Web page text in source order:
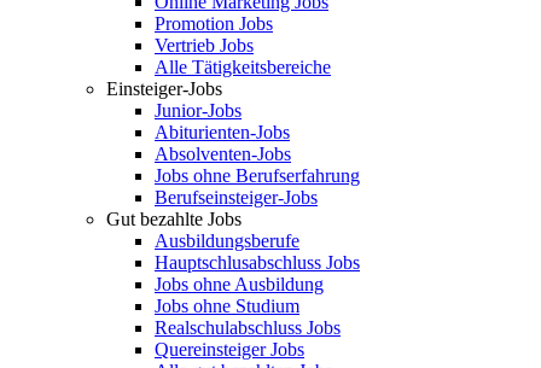
Promotion Jobs
Vertrieb Jobs
Alle Tätigkeitsbereiche
Einsteiger-Jobs
Junior-Jobs
Abiturienten-Jobs
Absolventen-Jobs
Jobs ohne Berufserfahrung
Berufseinsteiger-Jobs
Gut bezahlte Jobs
Ausbildungsberufe
Hauptschlusabschluss Jobs
Jobs ohne Ausbildung
Jobs ohne Studium
Realschulabschluss Jobs
Quereinsteiger Jobs